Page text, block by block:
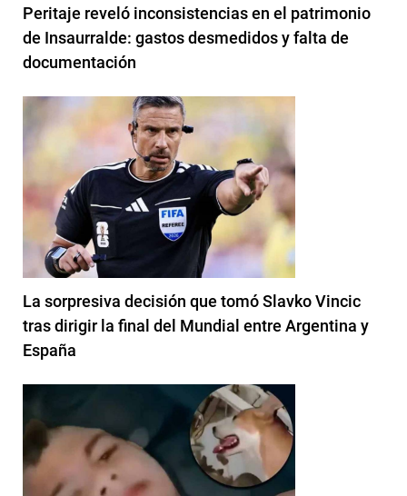
Peritaje reveló inconsistencias en el patrimonio
de Insaurralde: gastos desmedidos y falta de
documentación
La sorpresiva decisión que tomó Slavko Vincic
tras dirigir la final del Mundial entre Argentina y
España